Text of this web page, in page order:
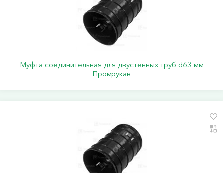
Муфта соединительная для двустенных труб d63 мм
Промрукав